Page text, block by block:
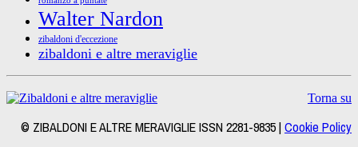
Walter Nardon
zibaldoni d'eccezione
zibaldoni e altre meraviglie
Torna su
© ZIBALDONI E ALTRE MERAVIGLIE ISSN 2281-9835 | Cookie Policy